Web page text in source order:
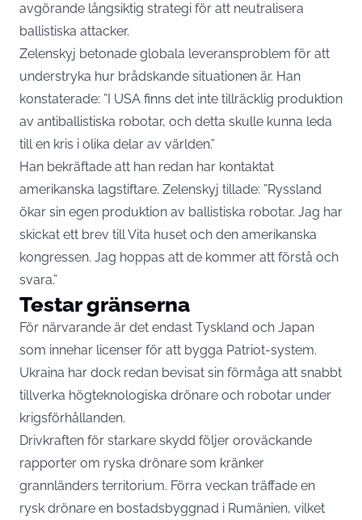
avgörande långsiktig strategi för att neutralisera
ballistiska attacker.
Zelenskyj betonade globala leveransproblem för att
understryka hur brådskande situationen är. Han
konstaterade: ”I USA finns det inte tillräcklig produktion
av antiballistiska robotar, och detta skulle kunna leda
till en kris i olika delar av världen.”
Han bekräftade att han redan har kontaktat
amerikanska lagstiftare. Zelenskyj tillade: ”Ryssland
ökar sin egen produktion av ballistiska robotar. Jag har
skickat ett brev till Vita huset och den amerikanska
kongressen. Jag hoppas att de kommer att förstå och
svara.”
Testar gränserna
För närvarande är det endast Tyskland och Japan
som innehar licenser för att bygga Patriot-system.
Ukraina har dock redan bevisat sin förmåga att snabbt
tillverka högteknologiska drönare och robotar under
krigsförhållanden.
Drivkraften för starkare skydd följer oroväckande
rapporter om ryska drönare som kränker
grannländers territorium. Förra veckan träffade en
rysk drönare en bostadsbyggnad i Rumänien, vilket